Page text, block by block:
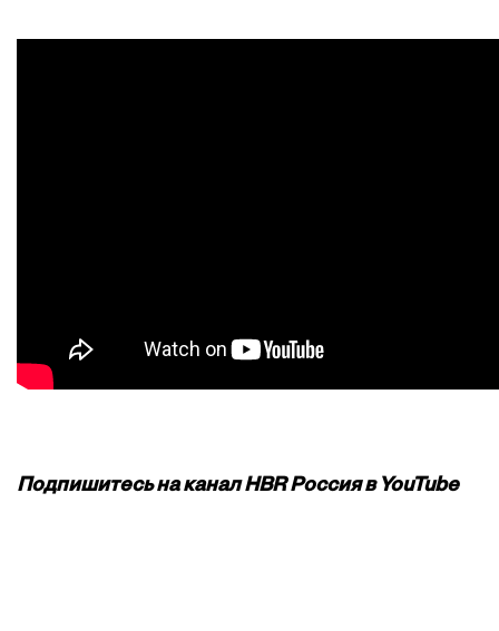
Подпишитесь на канал HBR Россия в YouTube